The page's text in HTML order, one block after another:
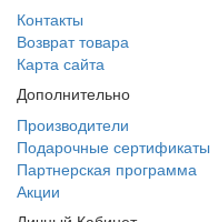
Контакты
Возврат товара
Карта сайта
Дополнительно
Производители
Подарочные сертификаты
Партнерская программа
Акции